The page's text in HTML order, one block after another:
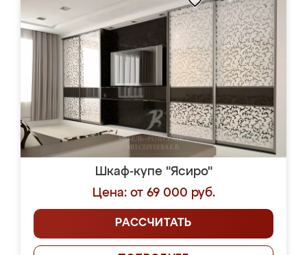
Шкаф-купе "Ясиро"
Цена: от 69 000 руб.
РАССЧИТАТЬ